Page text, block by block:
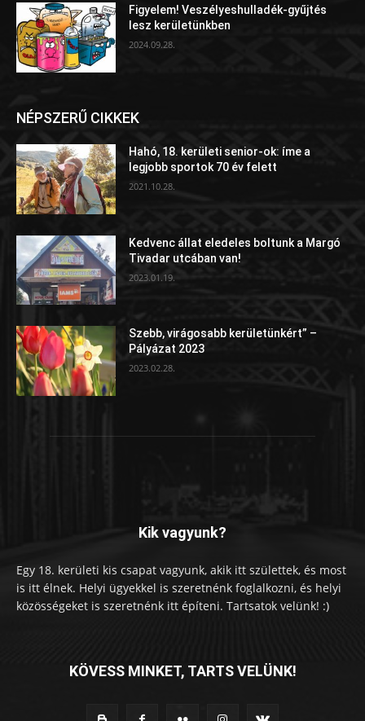
Figyelem! Veszélyeshulladék-gyűjtés
lesz kerületünkben
2024.09.28.
NÉPSZERŰ CIKKEK
Hahó, 18. kerületi senior-ok: íme a
legjobb sportok 70 év felett
2021.10.28.
Kedvenc állat eledeles boltunk a Margó
Tivadar utcában van!
2023.01.19.
Szebb, virágosabb kerületünkért” –
Pályázat 2023
2023.02.28.
Kik vagyunk?
Egy 18. kerületi kis csapat vagyunk, akik itt születtek, és most
is itt élnek. Helyi ügyekkel is szeretnénk foglalkozni, és helyi
közösségeket is szeretnénk itt építeni. Tartsatok velünk! :)
KÖVESS MINKET, TARTS VELÜNK!